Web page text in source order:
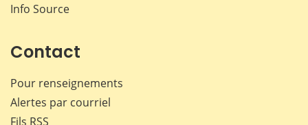
Info Source
Contact
Pour renseignements
Alertes par courriel
Fils RSS